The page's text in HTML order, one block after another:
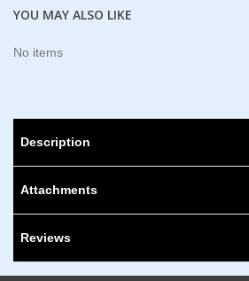
YOU MAY ALSO LIKE
No items
Description
Attachments
Reviews